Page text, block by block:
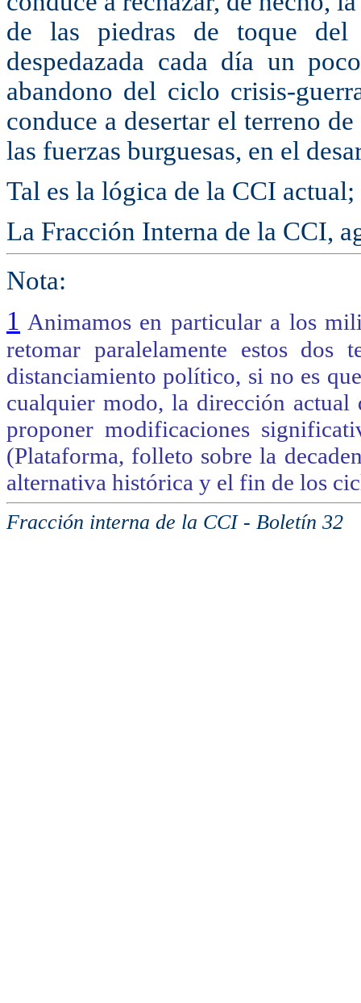
de las piedras de toque del
despedazada cada día un
abandono del ciclo crisis-
conduce a desertar el terreno
las fuerzas burguesas, en el
Tal es la lógica de la CCI
La Fracción Interna de la CCI,
Nota:
1 Animamos en particular a los
retomar paralelamente estos
distanciamiento político, si no es
cualquier modo, la dirección
proponer modificaciones
(Plataforma, folleto sobre la
alternativa histórica y el fin de los
Fracción interna de la CCI - Boletín 32